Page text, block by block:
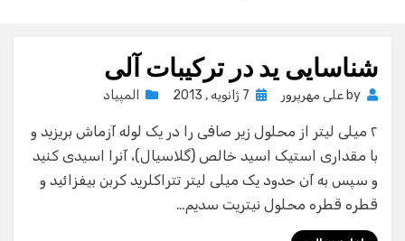
شناسایی ید در ترکیبات آلی
by علی مهرپرور
Posted
7 ژانویه , 2013 المپیاد
۲ میلی لیتر از محلول زیر صافی را در یک لوله آزماش بریزید و
با مقداری استیک اسید خالص (گلاسیال)، آنرا اسیدی کنید
و سپس به آن حدود یک میلی لیتر تتراکلرید کربن بیفزائید و
قطره قطره محلول نیتریت سدیم…